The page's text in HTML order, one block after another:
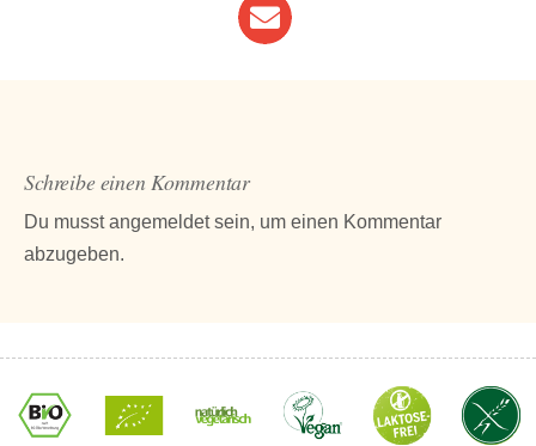
Schreibe einen Kommentar
Du musstangemeldetsein, um einen Kommentar
abzugeben.